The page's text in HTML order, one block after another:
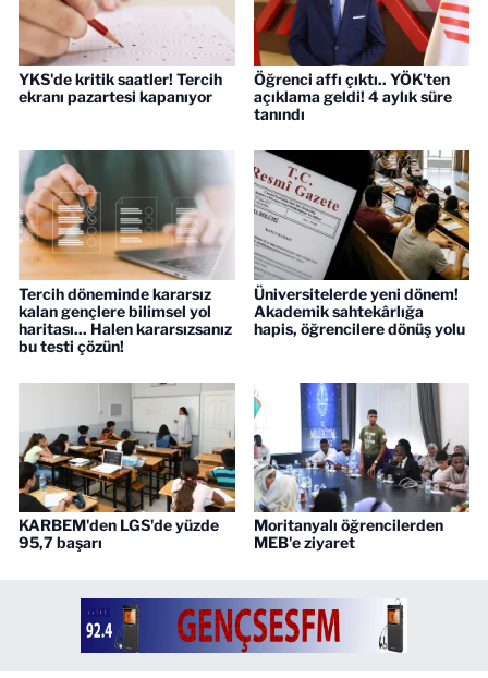
YKS'de kritik saatler! Tercih
ekranı pazartesi kapanıyor
Öğrenci affı çıktı.. YÖK'ten
açıklama geldi! 4 aylık süre
tanındı
Tercih döneminde kararsız
kalan gençlere bilimsel yol
haritası... Halen kararsızsanız
bu testi çözün!
Üniversitelerde yeni dönem!
Akademik sahtekârlığa
hapis, öğrencilere dönüş yolu
KARBEM'den LGS'de yüzde
95,7 başarı
Moritanyalı öğrencilerden
MEB'e ziyaret